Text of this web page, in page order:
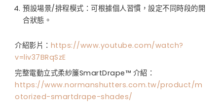
預設場景/排程模式：可根據個人習慣，設定不同時段的開
合狀態。
介紹影片： https://www.youtube.com/watch?
v=liv37BRqSzE
完整電動立式柔紗簾SmartDrape™ 介紹：
https://www.normanshutters.com.tw/product/m
otorized-smartdrape-shades/